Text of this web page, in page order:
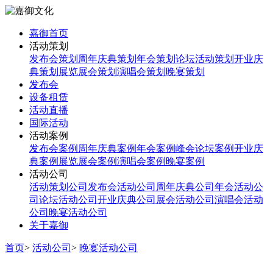
嘉御首页
活动策划
发布会策划 周年庆典策划 年会策划 论坛活动策划 开业庆
典策划 展览展会策划 演唱会策划 晚宴策划
发布会
设备租赁
活动直播
国际活动
活动案例
发布会案例 周年庆典案例年会案例峰会论坛案例开业庆
典案例 展览展会案例演唱会案例 晚宴案例
活动公司
活动策划公司 发布会活动公司 周年庆典公司 年会活动公
司 论坛活动公司 开业庆典公司 展会活动公司 演唱会活动
公司 晚宴活动公司
关于嘉御
首页> 活动公司 > 晚宴活动公司